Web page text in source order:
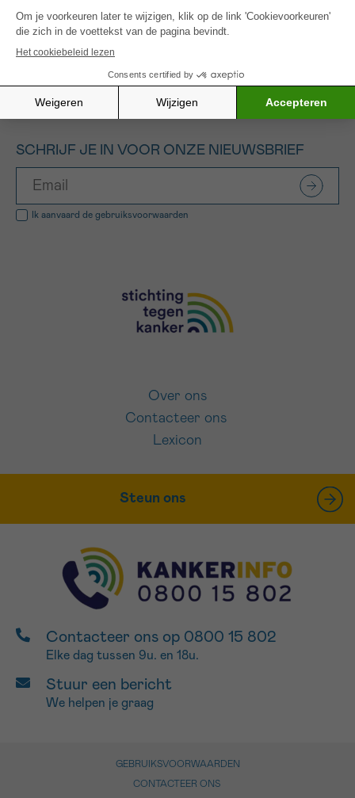
Alle gefinancierde projecten
SCHRIJF JE IN VOOR ONZE NIEUWSBRIEF
Ik aanvaard de gebruiksvoorwaarden
Over ons
Contacteer ons
Lexicon
Steun ons
Contacteer ons op 0800 15 802
Elke dag tussen 9u. en 18u.
Stuur een bericht
We helpen je graag
GEBRUIKSVOORWAARDEN
CONTACTEER ONS